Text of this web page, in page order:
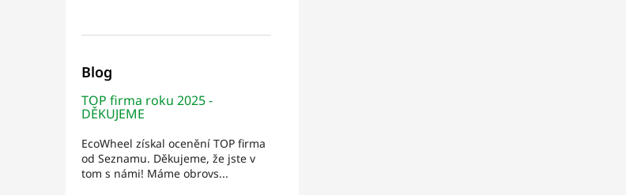
Blog
TOP firma roku 2025 -
DĚKUJEME
EcoWheel získal ocenění TOP firma
od Seznamu. Děkujeme, že jste v
tom s námi! Máme obrovs...